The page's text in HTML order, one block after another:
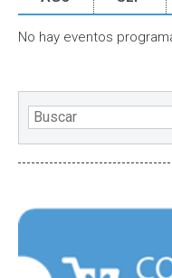
No hay eventos